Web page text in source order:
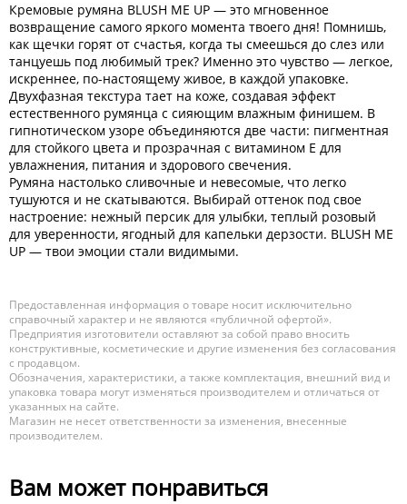
Кремовые румяна BLUSH ME UP — это мгновенное
возвращение самого яркого момента твоего дня! Помнишь,
как щечки горят от счастья, когда ты смеешься до слез или
танцуешь под любимый трек? Именно это чувство — легкое,
искреннее, по-настоящему живое, в каждой упаковке.
Двухфазная текстура тает на коже, создавая эффект
естественного румянца с сияющим влажным финишем. В
гипнотическом узоре объединяются две части: пигментная
для стойкого цвета и прозрачная с витамином Е для
увлажнения, питания и здорового свечения.
Румяна настолько сливочные и невесомые, что легко
тушуются и не скатываются. Выбирай оттенок под свое
настроение: нежный персик для улыбки, теплый розовый
для уверенности, ягодный для капельки дерзости. BLUSH ME
UP — твои эмоции стали видимыми.
Предоставленная информация о товаре носит исключительно
справочный характер и не являются «публичной офертой».
Предприятия изготовители оставляют за собой право вносить
конструктивные, косметические и другие изменения без согласования
с продавцом.
Обозначения, характеристики, а также комплектация, внешний вид и
упаковка товара могут изменяться производителем и отличаться от
указанных на сайте.
Магазин не несет ответственности за изменения, внесенные
производителем.
Вам может понравиться